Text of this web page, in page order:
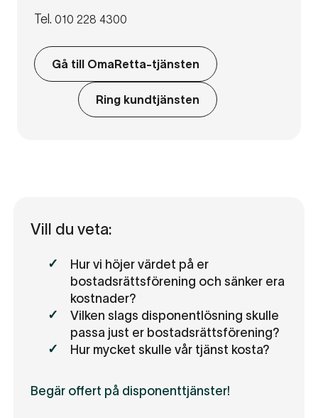
Tel. 010 228 4300
Gå till OmaRetta-tjänsten
Ring kundtjänsten
Vill du veta:
Hur vi höjer värdet på er
bostadsrättsförening och sänker era
kostnader?
Vilken slags disponentlösning skulle
passa just er bostadsrättsförening?
Hur mycket skulle vår tjänst kosta?
Begär offert på disponenttjänster!